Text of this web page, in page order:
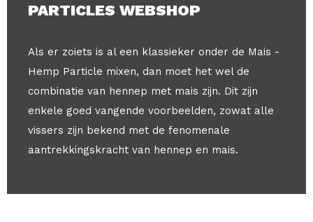
PARTICLES WEBSHOP
Als er zoiets is al een klassieker onder de Mais -
Hemp Particle mixen, dan moet het wel de
combinatie van hennep met mais zijn. Dit zijn
enkele goed vangende voorbeelden, zowat alle
vissers zijn bekend met de fenomenale
aantrekkingskracht van hennep en mais.